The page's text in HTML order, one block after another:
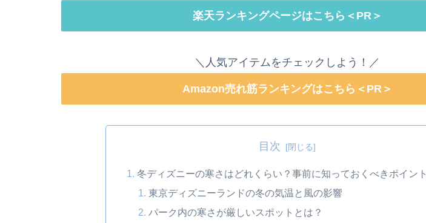
楽天ランキングページはこちら＜PR＞
＼人気アイテムをチェックしよう！／
Amazon売れ筋ランキングはこちら＜PR＞
目次
冬ディズニーの寒さはどれくらい？事前に知っておくべきポイント
東京ディズニーランドの冬の気温と風の影響
パーク内の寒さが厳しいスポットとは？